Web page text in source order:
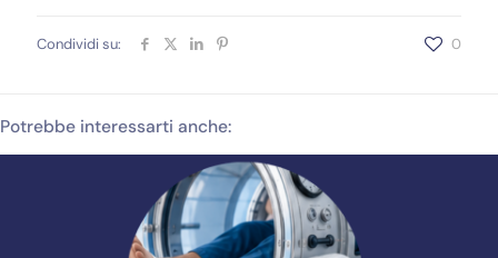
Condividi su: 0
Potrebbe interessarti anche: